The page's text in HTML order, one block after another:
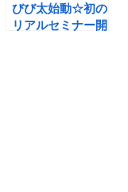
びび太始動☆初の
リアルセミナー開